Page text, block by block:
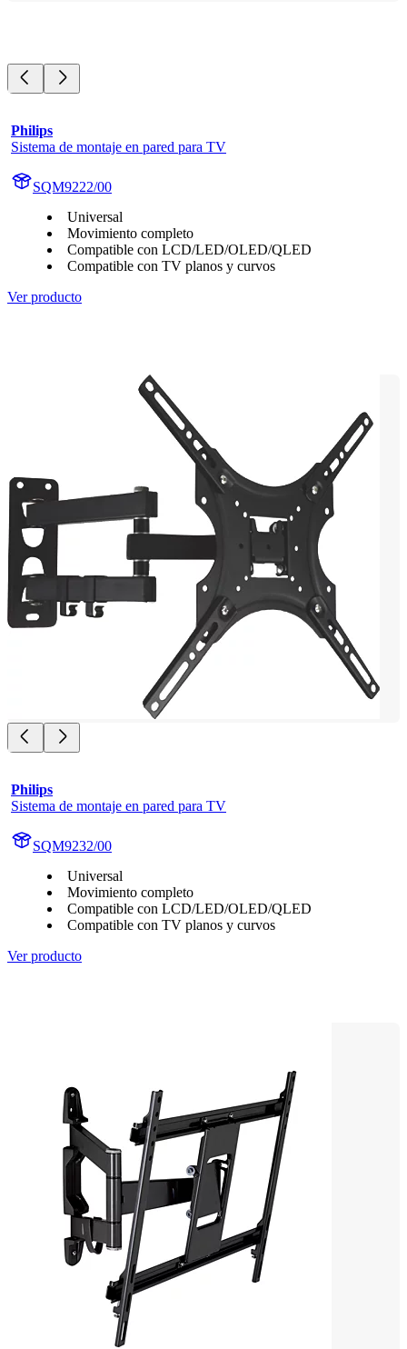
Philips
Sistema de montaje en pared para TV
SQM9222/00
Universal
Movimiento completo
Compatible con LCD/LED/OLED/QLED
Compatible con TV planos y curvos
Ver producto
Philips
Sistema de montaje en pared para TV
SQM9232/00
Universal
Movimiento completo
Compatible con LCD/LED/OLED/QLED
Compatible con TV planos y curvos
Ver producto